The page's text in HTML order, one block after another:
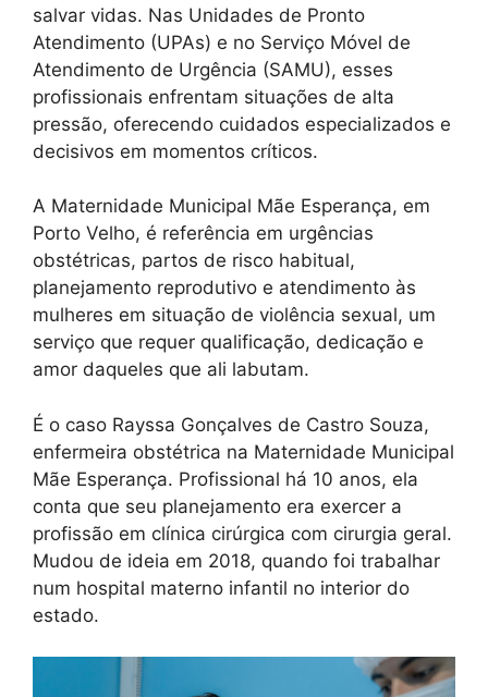
salvar vidas. Nas Unidades de Pronto
Atendimento (UPAs) e no Serviço Móvel de
Atendimento de Urgência (SAMU), esses
profissionais enfrentam situações de alta
pressão, oferecendo cuidados especializados e
decisivos em momentos críticos.
A Maternidade Municipal Mãe Esperança, em
Porto Velho, é referência em urgências
obstétricas, partos de risco habitual,
planejamento reprodutivo e atendimento às
mulheres em situação de violência sexual, um
serviço que requer qualificação, dedicação e
amor daqueles que ali labutam.
É o caso Rayssa Gonçalves de Castro Souza,
enfermeira obstétrica na Maternidade Municipal
Mãe Esperança. Profissional há 10 anos, ela
conta que seu planejamento era exercer a
profissão em clínica cirúrgica com cirurgia geral.
Mudou de ideia em 2018, quando foi trabalhar
num hospital materno infantil no interior do
estado.